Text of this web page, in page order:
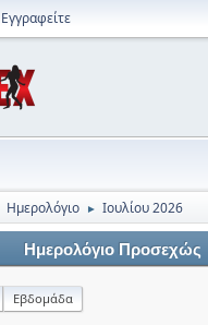
Εγγραφείτε
Ημερολόγιο ► Ιουλίου 2026
Ημερολόγιο Προσεχώς
Εβδομάδα